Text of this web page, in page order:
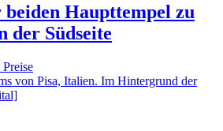
Haupttempel zu
der Südseite